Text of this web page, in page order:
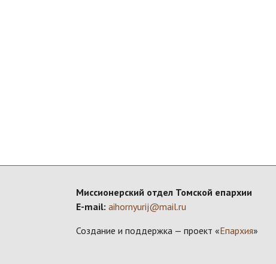
Миссионерский отдел Томской епархии
E-mail: aihornyurij@mail.ru
Создание и поддержка — проект «Епархия»